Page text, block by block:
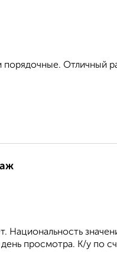
Отличный
Национальность
просмотра. К/у по